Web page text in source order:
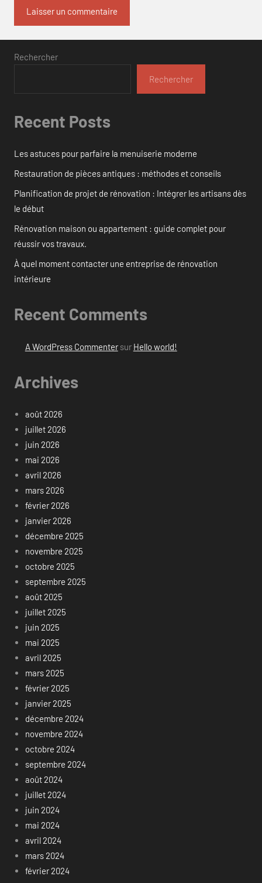
Rechercher
Rechercher
Recent Posts
Les astuces pour parfaire la menuiserie moderne
Restauration de pièces antiques : méthodes et conseils
Planification de projet de rénovation : Intégrer les artisans dès
le début
Rénovation maison ou appartement : guide complet pour
réussir vos travaux.
À quel moment contacter une entreprise de rénovation
intérieure
Recent Comments
A WordPress Commentersur Hello world!
Archives
août 2026
juillet 2026
juin 2026
mai 2026
avril 2026
mars 2026
février 2026
janvier 2026
décembre 2025
novembre 2025
octobre 2025
septembre 2025
août 2025
juillet 2025
juin 2025
mai 2025
avril 2025
mars 2025
février 2025
janvier 2025
décembre 2024
novembre 2024
octobre 2024
septembre 2024
août 2024
juillet 2024
juin 2024
mai 2024
avril 2024
mars 2024
février 2024